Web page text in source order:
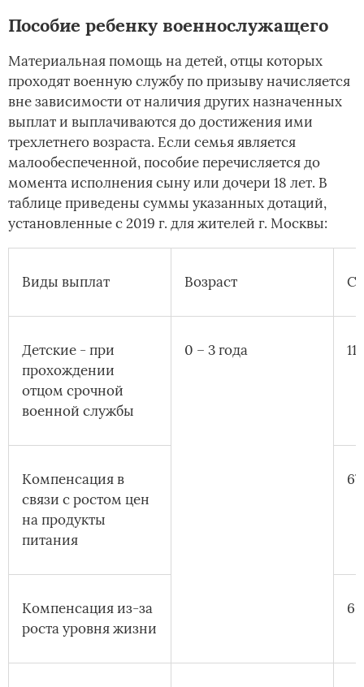
Пособие ребенку военнослужащего
Материальная помощь на детей, отцы которых
проходят военную службу по призыву начисляется
вне зависимости от наличия других назначенных
выплат и выплачиваются до достижения ими
трехлетнего возраста. Если семья является
малообеспеченной, пособие перечисляется до
момента исполнения сыну или дочери 18 лет. В
таблице приведены суммы указанных дотаций,
установленные с 2019 г. для жителей г. Москвы:
Виды выплат Возраст
Детские - при
прохождении
отцом срочной
военной службы
0 – 3 года 11
Компенсация в
связи с ростом цен
на продукты
питания
Компенсация из-за
роста уровня жизни